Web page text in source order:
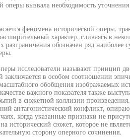
вызвала необходимость
феномена исторической оперы,
характер, сливаясь в
обозначен ряд наиболее
исследователи называют принцип
в особом соотношении
обобщения изображаемых
важного показателя также
в сюжетной коллизии
антагонистический конфликт,
когда указанные признаки не
исторический сюжет, которое не
сторону оперного сочинения.